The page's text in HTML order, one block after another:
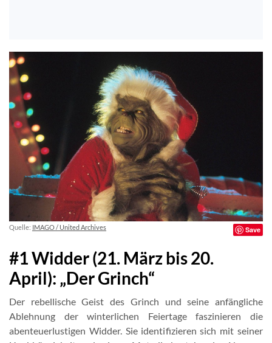
Quelle: IMAGO / United Archives Save
#1 Widder (21. März bis 20.
April): „Der Grinch“
Der rebellische Geist des Grinch und seine anfängliche
Ablehnung der winterlichen Feiertage faszinieren die
abenteuerlustigen Widder. Sie identifizieren sich mit seiner